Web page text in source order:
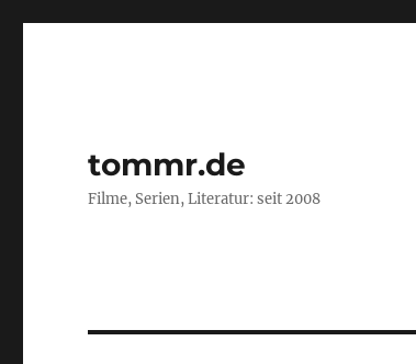
tommr.de
Filme, Serien, Literatur: seit 2008